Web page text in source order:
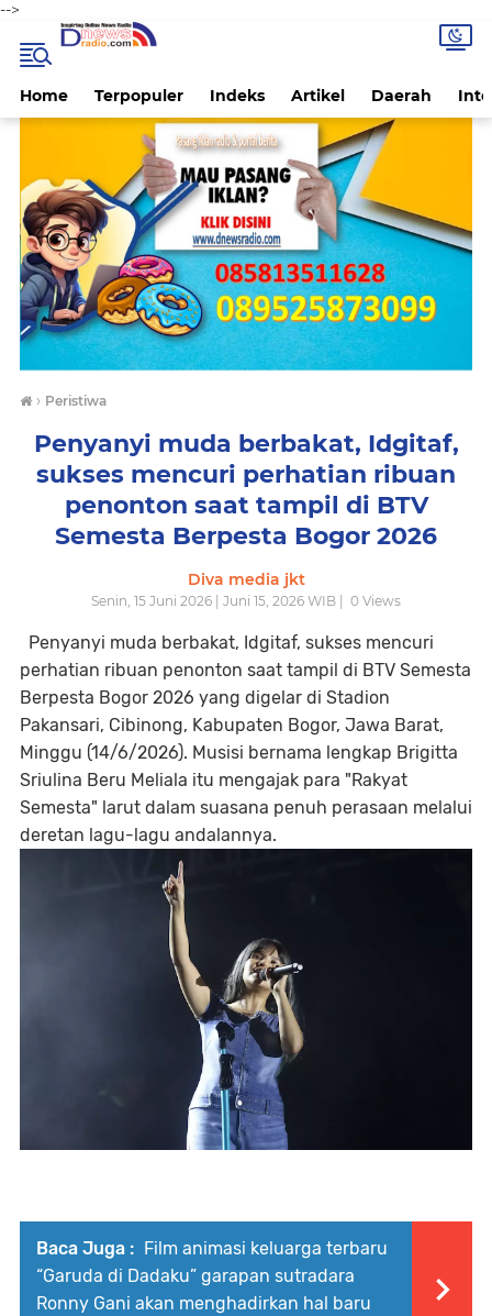
-->
Home Terpopuler Indeks Artikel Daerah
› Peristiwa
Penyanyi muda berbakat, Idgitaf,
sukses mencuri perhatian ribuan
penonton saat tampil di BTV
Semesta Berpesta Bogor 2026
Diva media jkt
Senin, 15 Juni 2026 | Juni 15, 2026 WIB | 0 Views
Penyanyi muda berbakat, Idgitaf, sukses mencuri
perhatian ribuan penonton saat tampil di BTV Semesta
Berpesta Bogor 2026 yang digelar di Stadion
Pakansari, Cibinong, Kabupaten Bogor, Jawa Barat,
Minggu (14/6/2026). Musisi bernama lengkap Brigitta
Sriulina Beru Meliala itu mengajak para "Rakyat
Semesta" larut dalam suasana penuh perasaan melalui
deretan lagu-lagu andalannya.
Baca Juga : Film animasi keluarga terbaru
“Garuda di Dadaku” garapan sutradara
Ronny Gani akan menghadirkan hal baru